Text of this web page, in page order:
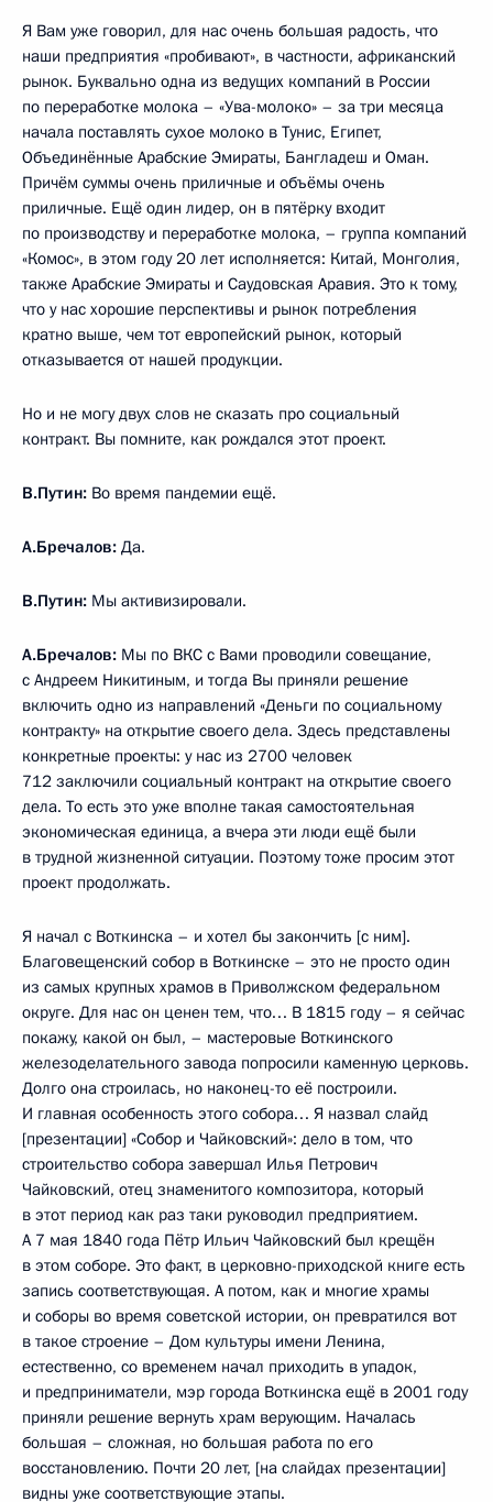
Я Вам уже говорил, для нас очень большая радость, что
наши предприятия «пробивают», в частности, африканский
рынок. Буквально одна из ведущих компаний в России
по переработке молока – «Ува-молоко» – за три месяца
начала поставлять сухое молоко в Тунис, Египет,
Объединённые Арабские Эмираты, Бангладеш и Оман.
Причём суммы очень приличные и объёмы очень
приличные. Ещё один лидер, он в пятёрку входит
по производству и переработке молока, – группа компаний
«Комос», в этом году 20 лет исполняется: Китай, Монголия,
также Арабские Эмираты и Саудовская Аравия. Это к тому,
что у нас хорошие перспективы и рынок потребления
кратно выше, чем тот европейский рынок, который
отказывается от нашей продукции.
Но и не могу двух слов не сказать про социальный
контракт. Вы помните, как рождался этот проект.
В.Путин: Во время пандемии ещё.
А.Бречалов: Да.
В.Путин: Мы активизировали.
А.Бречалов: Мы по ВКС с Вами проводили совещание,
с Андреем Никитиным, и тогда Вы приняли решение
включить одно из направлений «Деньги по социальному
контракту» на открытие своего дела. Здесь представлены
конкретные проекты: у нас из 2700 человек
712 заключили социальный контракт на открытие своего
дела. То есть это уже вполне такая самостоятельная
экономическая единица, а вчера эти люди ещё были
в трудной жизненной ситуации. Поэтому тоже просим этот
проект продолжать.
Я начал с Воткинска – и хотел бы закончить [с ним].
Благовещенский собор в Воткинске – это не просто один
из самых крупных храмов в Приволжском федеральном
округе. Для нас он ценен тем, что… В 1815 году – я сейчас
покажу, какой он был, – мастеровые Воткинского
железоделательного завода попросили каменную церковь.
Долго она строилась, но наконец-то её построили.
И главная особенность этого собора… Я назвал слайд
[презентации] «Собор и Чайковский»: дело в том, что
строительство собора завершал Илья Петрович
Чайковский, отец знаменитого композитора, который
в этот период как раз таки руководил предприятием.
А 7 мая 1840 года Пётр Ильич Чайковский был крещён
в этом соборе. Это факт, в церковно-приходской книге есть
запись соответствующая. А потом, как и многие храмы
и соборы во время советской истории, он превратился вот
в такое строение – Дом культуры имени Ленина,
естественно, со временем начал приходить в упадок,
и предприниматели, мэр города Воткинска ещё в 2001 году
приняли решение вернуть храм верующим. Началась
большая – сложная, но большая работа по его
восстановлению. Почти 20 лет, [на слайдах презентации]
видны уже соответствующие этапы.